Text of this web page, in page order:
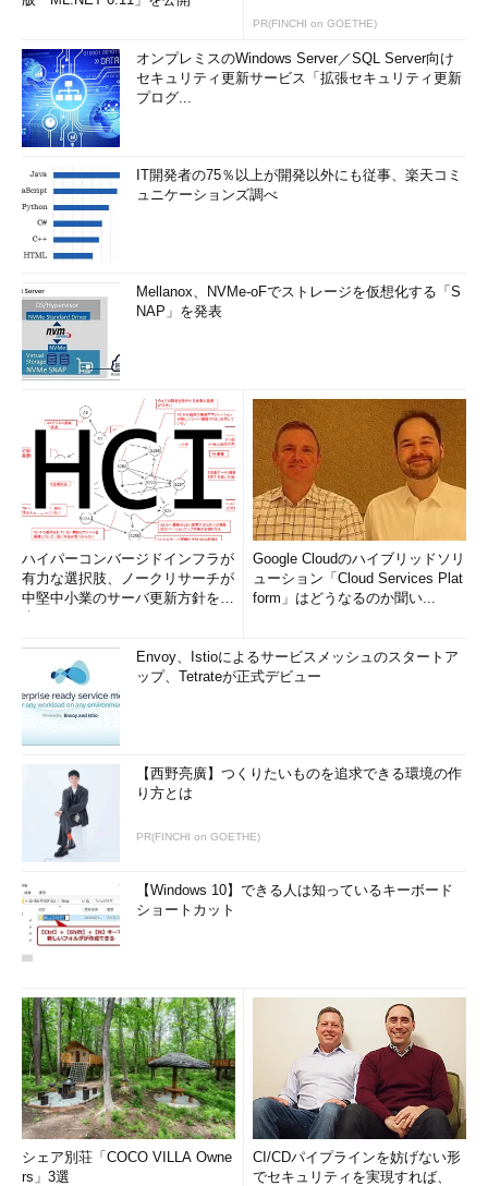
y/0004603/index01.html
これらニュース記事では、その根本原因の開示まではなされな
いことが多く、クラウドサービスに対する利用者の不安を助長さ
せているのかもしれない。
クラウド利用時にクリアすべきリスクと課題
PR(FINCHI on GOETHE)
オンプレミスのWindows Server／SQL Server向け
セキュリティ更新サービス「拡張セキュリティ更新
プログ...
IT開発者の75％以上が開発以外にも従事、楽天コミ
ュニケーションズ調べ
Mellanox、NVMe-oFでストレージを仮想化する「S
NAP」を発表
ハイパーコンバージドインフラが
有力な選択肢、ノークリサーチが
中堅中小業のサーバ更新方針を調
Google Cloudのハイブリッドソリ
ューション「Cloud Services Plat
form」はどうなるのか聞い...
Envoy、Istioによるサービスメッシュのスタートア
ップ、Tetrateが正式デビュー
【西野亮廣】つくりたいものを追求できる環境の作
り方とは
PR(FINCHI on GOETHE)
【Windows 10】できる人は知っているキーボード
ショートカット
シェア別荘「COCO VILLA Owne
rs」3選
CI/CDパイプラインを妨げない形
でセキュリティを実現すれば、